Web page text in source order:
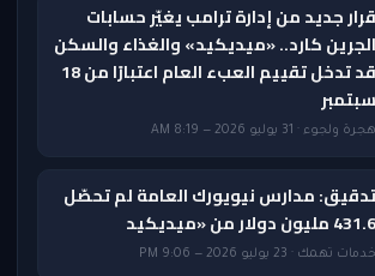
قرار جديد من إدارة ترامب يغيّر حسابات
الجرين كارد.. «ميديكيد» والغذاء والسكن
قد تدخل تقييم العبء العام اعتبارًا من 18
سبتمبر
هجرة ولجوء · 31 يوليو 2026 — 8:19 AM
تدقيق: مدارس نيويورك العامة لم تحصّل
431.6 مليون دولار من «ميديكيد
خدمات تهمك · 23 يوليو 2026 — 9:06 PM